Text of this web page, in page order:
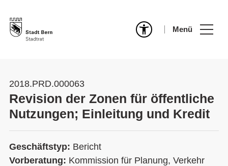
Menü
2018.PRD.000063
Revision der Zonen für öffentliche
Nutzungen; Einleitung und Kredit
Geschäftstyp: Bericht
Vorberatung: Kommission für Planung, Verkehr